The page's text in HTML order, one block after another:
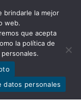
que
brindarle la mejor
web.
que acepta
la política de
datos personales